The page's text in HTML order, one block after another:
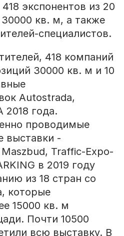
экспонентов из 20
кв. м, а также
специалистов.
418 компаний
30000 кв. м и 10
Autostrada,
2018 года.
проводимые
выставки -
Traffic-Expo-
в 2019 году
из 18 стран со
которые
15000 кв. м
Почти 10500
всю выставку. В